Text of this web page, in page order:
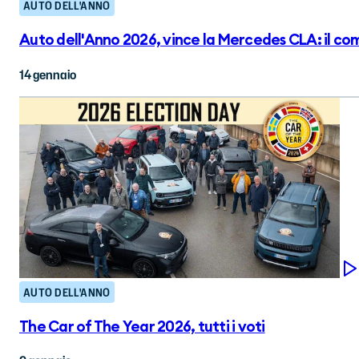
AUTO DELL'ANNO
Auto dell'Anno 2026, vince la Mercedes CLA: il
14 gennaio
AUTO DELL'ANNO
The Car of The Year 2026, tutti i voti